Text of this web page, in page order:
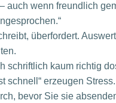
auch wenn freundlich
überfordert.
schriftlich kaum richtig
schnell“ erzeugen
bevor Sie sie